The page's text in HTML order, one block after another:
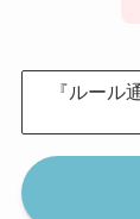
『ルール